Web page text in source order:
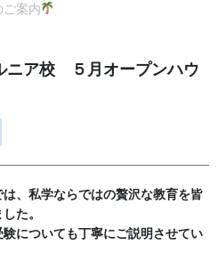
案内
ニア校 ５月オープンハウ
、私学ならではの贅沢な教育を皆
た。
についても丁寧にご説明させてい